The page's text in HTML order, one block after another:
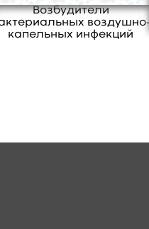
Возбудители
капельных инфекций